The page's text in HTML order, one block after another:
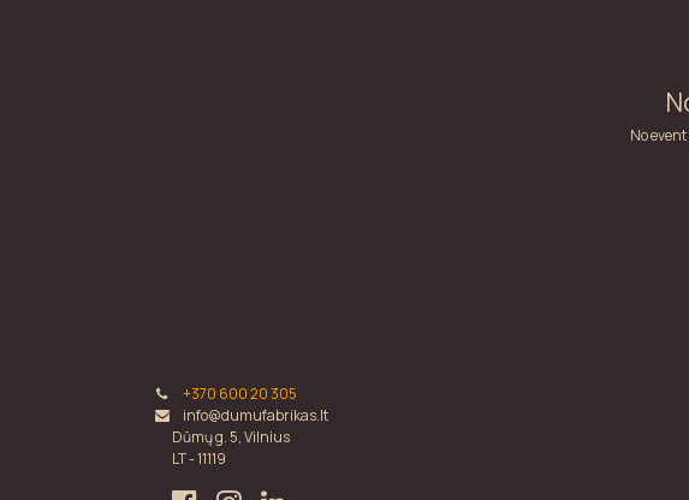
No
+370 600 20 305
info@dumufabrikas.lt
Dūmų g. 5, Vilnius
LT - 11119